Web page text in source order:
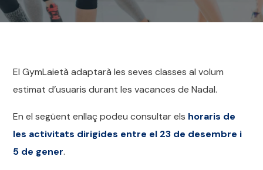
El GymLaietà adaptarà les seves classes al volum
estimat d’usuaris durant les vacances de Nadal.
En el següent enllaç podeu consultar els horaris de
les activitats dirigides entre el 23 de desembre i
5 de gener.